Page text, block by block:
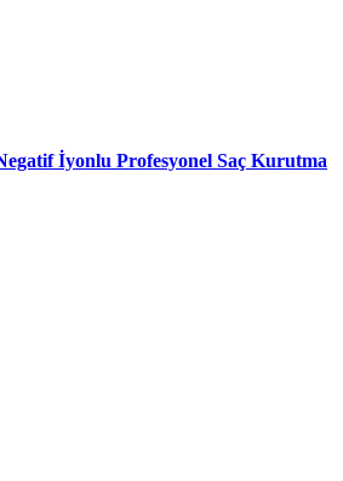
İyonlu Profesyonel Saç Kurutma